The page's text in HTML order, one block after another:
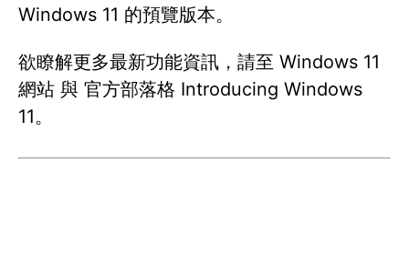
Windows 11 的預覽版本。
欲瞭解更多最新功能資訊，請至 Windows 11
網站 與 官方部落格 Introducing Windows
11。